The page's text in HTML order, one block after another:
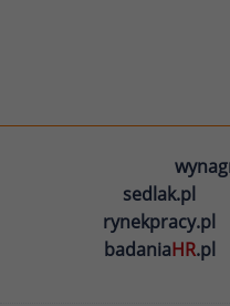
sedlak.pl
rynekpracy.pl
badaniaHR.pl